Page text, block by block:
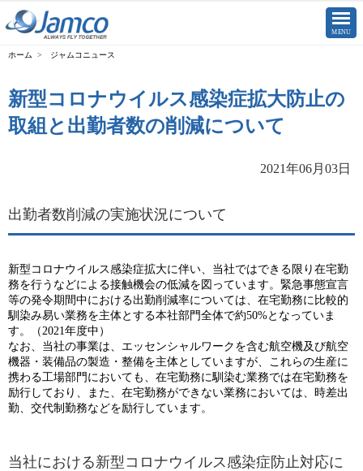
CLOSE
MENU
新型コロナウイルス感染症拡大防止の
取組と出勤者数の削減について
2021年06月03日
出勤者数削減の実施状況について
新型コロナウイルス感染症拡大に伴い、当社ではできる限り在宅勤
務を行うなどによる接触機会の低減を図っています。緊急事態宣言
等の発令期間中における出勤削減率については、在宅勤務に比較的
馴染み易い業務を主体とする本社部門全体で約50%となっていま
す。（2021年度中）
なお、当社の事業は、エッセンシャルワークを含む航空機及び航空
機器・装備品の製造・整備を主体としていますが、これらの生産に
携わる工場部門においても、在宅勤務に馴染む業務では在宅勤務を
励行しており、また、在宅勤務ができない業務においては、時差出
勤、交代制勤務などを励行しています。
当社における新型コロナウイルス感染症防止対応に
ジャムコニュース